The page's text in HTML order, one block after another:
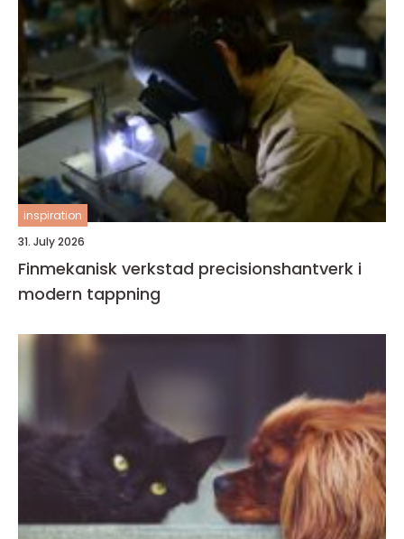
inspiration
31. July 2026
Finmekanisk verkstad precisionshantverk i
modern tappning